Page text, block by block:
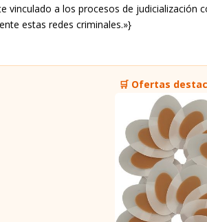
vinculado a los procesos de judicialización
estas redes criminales.»}
🛒 Ofertas